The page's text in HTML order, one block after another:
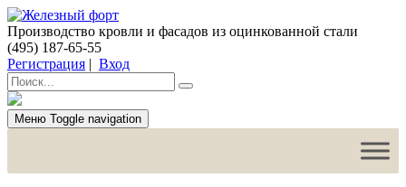
Производство кровли и фасадов из оцинкованной стали
(495) 187-65-55
Регистрация | Вход
Меню Toggle navigation